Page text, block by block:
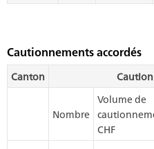
Cautionnements accordés
Canton
Nombre
Volume de
CHF